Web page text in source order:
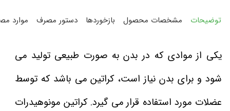
توضیحات مشخصات محصول بازخوردها دستور مصرف موارد
یکی از موادی که در بدن به صورت طبیعی تولید می
شود و برای بدن نیاز است، کراتین می باشد که توسط
عضلات مورد استفاده قرار می گیرد. کراتین مونوهیدرات